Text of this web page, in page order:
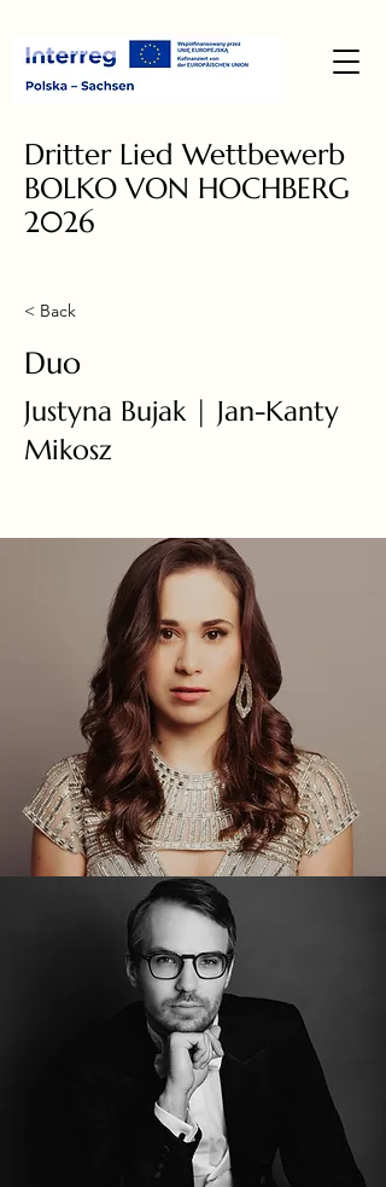
Dritter Lied Wettbewerb
BOLKO VON HOCHBERG
2026
< Back
Duo
Justyna Bujak | Jan-Kanty
Mikosz